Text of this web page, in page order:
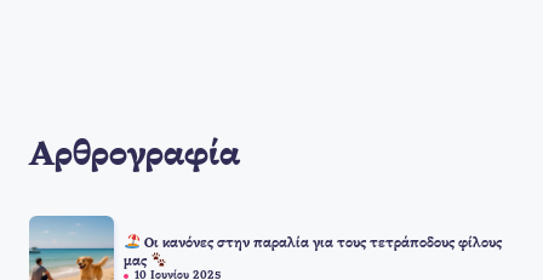
Αρθρογραφία
Οι κανόνες στην παραλία για τους τετράποδους φίλους
μας
10 Ιουνίου 2025